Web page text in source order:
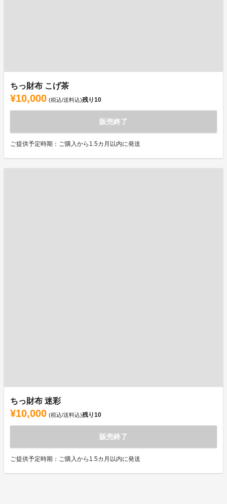
ちっ財布 こげ茶
¥10,000 (税込/送料込)残り10
販売終了
ご提供予定時期：ご購入から1.5カ月以内に発送
ちっ財布 迷彩
¥10,000 (税込/送料込)残り10
販売終了
ご提供予定時期：ご購入から1.5カ月以内に発送